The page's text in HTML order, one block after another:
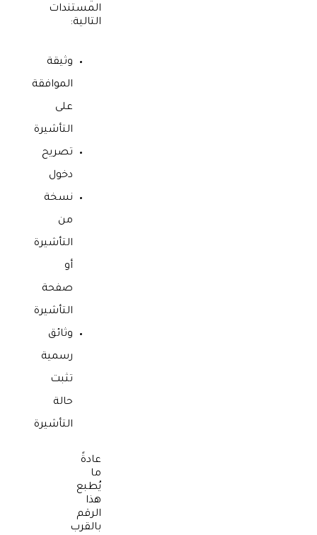
المستندات
التالية:
وثيقة
الموافقة
على
التأشيرة
تصريح
دخول
نسخة
من
التأشيرة
أو
صفحة
التأشيرة
وثائق
رسمية
تثبت
حالة
التأشيرة
عادةً
ما
يُطبع
هذا
الرقم
بالقرب